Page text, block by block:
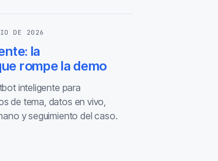
DE 2026
la
rompe la demo
inteligente para
de tema, datos en vivo,
y seguimiento del caso.